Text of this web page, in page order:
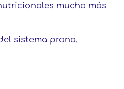
mucho más
sistema prana.